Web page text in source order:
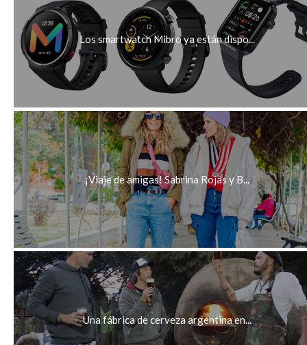
Los smartwatch Mibro ya están dispo...
¡Viaje de amigas! Sabrina Rojas y B...
Una fábrica de cerveza argentina en...